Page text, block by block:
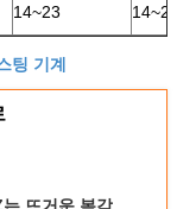
14~23
팅 기계